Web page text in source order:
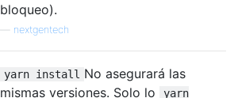
bloqueo).
nextgentech
yarn install No asegurará las
mismas versiones. Solo lo
yarn